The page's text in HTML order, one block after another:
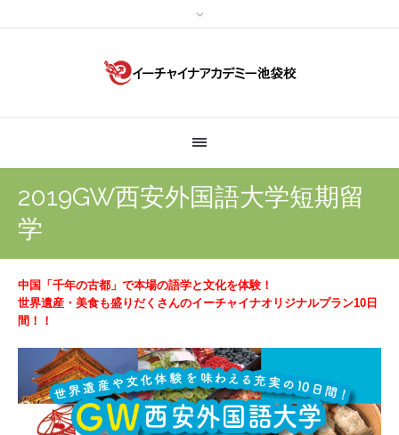
2019GW西安外国語大学短期留
学
中国「千年の古都」で本場の語学と文化を体験！
世界遺産・美食も盛りだくさんのイーチャイナオリジナルプラン10日
間！！